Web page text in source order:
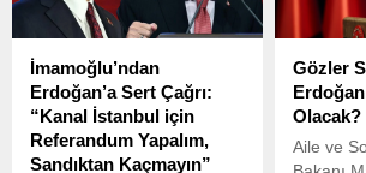
İmamoğlu’ndan
Erdoğan’a Sert Çağrı:
“Kanal İstanbul için
Referandum Yapalım,
Sandıktan Kaçmayın”
Gözler
Olacak?
Aile ve